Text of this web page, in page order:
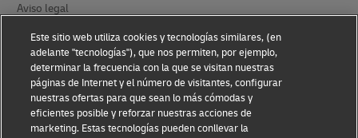
Aviso legal
Condiciones de uso
Aviso de privacidad
Accesibilidad
Información adicional
Este sitio web utiliza cookies y tecnologías similares, (en
adelante "tecnologías"), que nos permiten, por ejemplo,
determinar la frecuencia con la que se visitan nuestras
páginas de Internet y el número de visitantes, configurar
nuestras ofertas para que sean lo más cómodas y
eficientes posible y reforzar nuestras acciones de
marketing. Estas tecnologías pueden conllevar la